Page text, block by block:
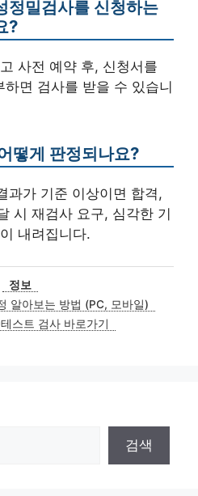
정밀검사를 신청하는
?
사전 예약 후, 신청서를
면 검사를 받을 수 있습니
떻게 판정되나요?
과가 기준 이상이면 합격,
시 재검사 요구, 심각한 기
내려집니다.
카
테
고
리
정보
알아보는 방법 (PC, 모바일)
스트 검사 바로가기
검색